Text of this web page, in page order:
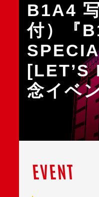
B1A4
付）『
[LET’S
念イベ
EVENT